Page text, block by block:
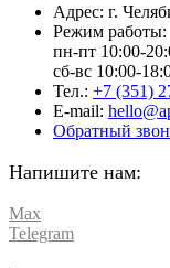
Адрес: г.
Режим работы:
пн-пт 10:00-
сб-вс 10:00-
Тел.: +7 (351)
E-mail:
Обратный
Напишите нам:
Max
Telegram